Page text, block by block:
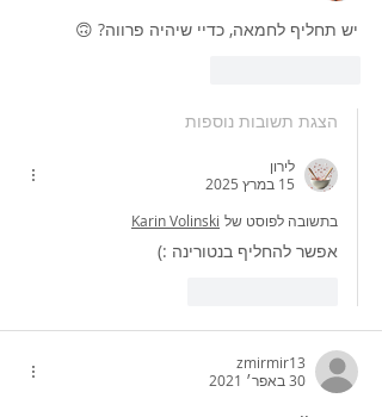
יש תחליף לחמאה, כדיי שיהיה פרווה? 🙃
הצגת תשובות נוספות
לירון
15 במרץ 2025
בתשובה לפוסט של Karin Volinski
אפשר להחליף בנטורינה :)
zmirmir13
30 באפר׳ 2021